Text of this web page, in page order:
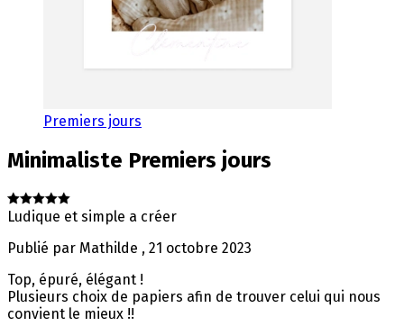
Premiers jours
Minimaliste Premiers jours
Ludique et simple a créer
Publié par Mathilde , 21 octobre 2023
Top, épuré, élégant !
Plusieurs choix de papiers afin de trouver celui qui nous
convient le mieux !!